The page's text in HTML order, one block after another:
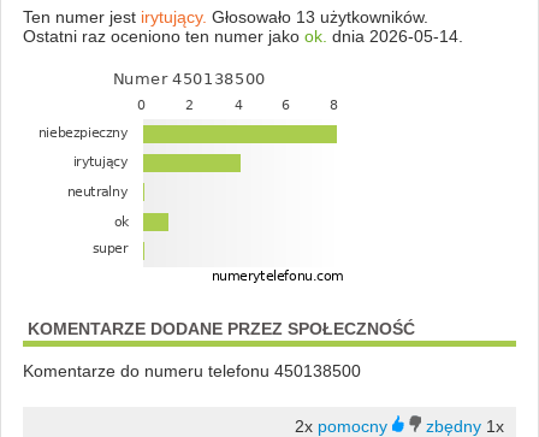
Ten numer jest irytujący. Głosowało 13 użytkowników.
Ostatni raz oceniono ten numer jako ok. dnia 2026-05-14.
KOMENTARZE DODANE PRZEZ SPOŁECZNOŚĆ
Komentarze do numeru telefonu 450138500
2x
1x